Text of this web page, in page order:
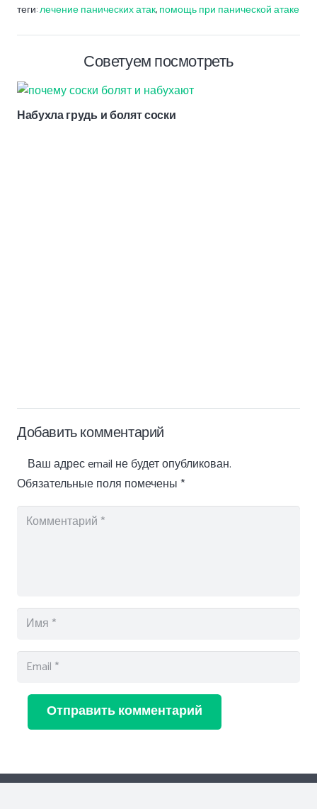
теги:лечение панических атак,помощь при панической атаке
Советуем посмотреть
Набухла грудь и болят соски
Добавить комментарий
Ваш адрес email не будет опубликован.
Обязательные поля помечены *
Отправить комментарий